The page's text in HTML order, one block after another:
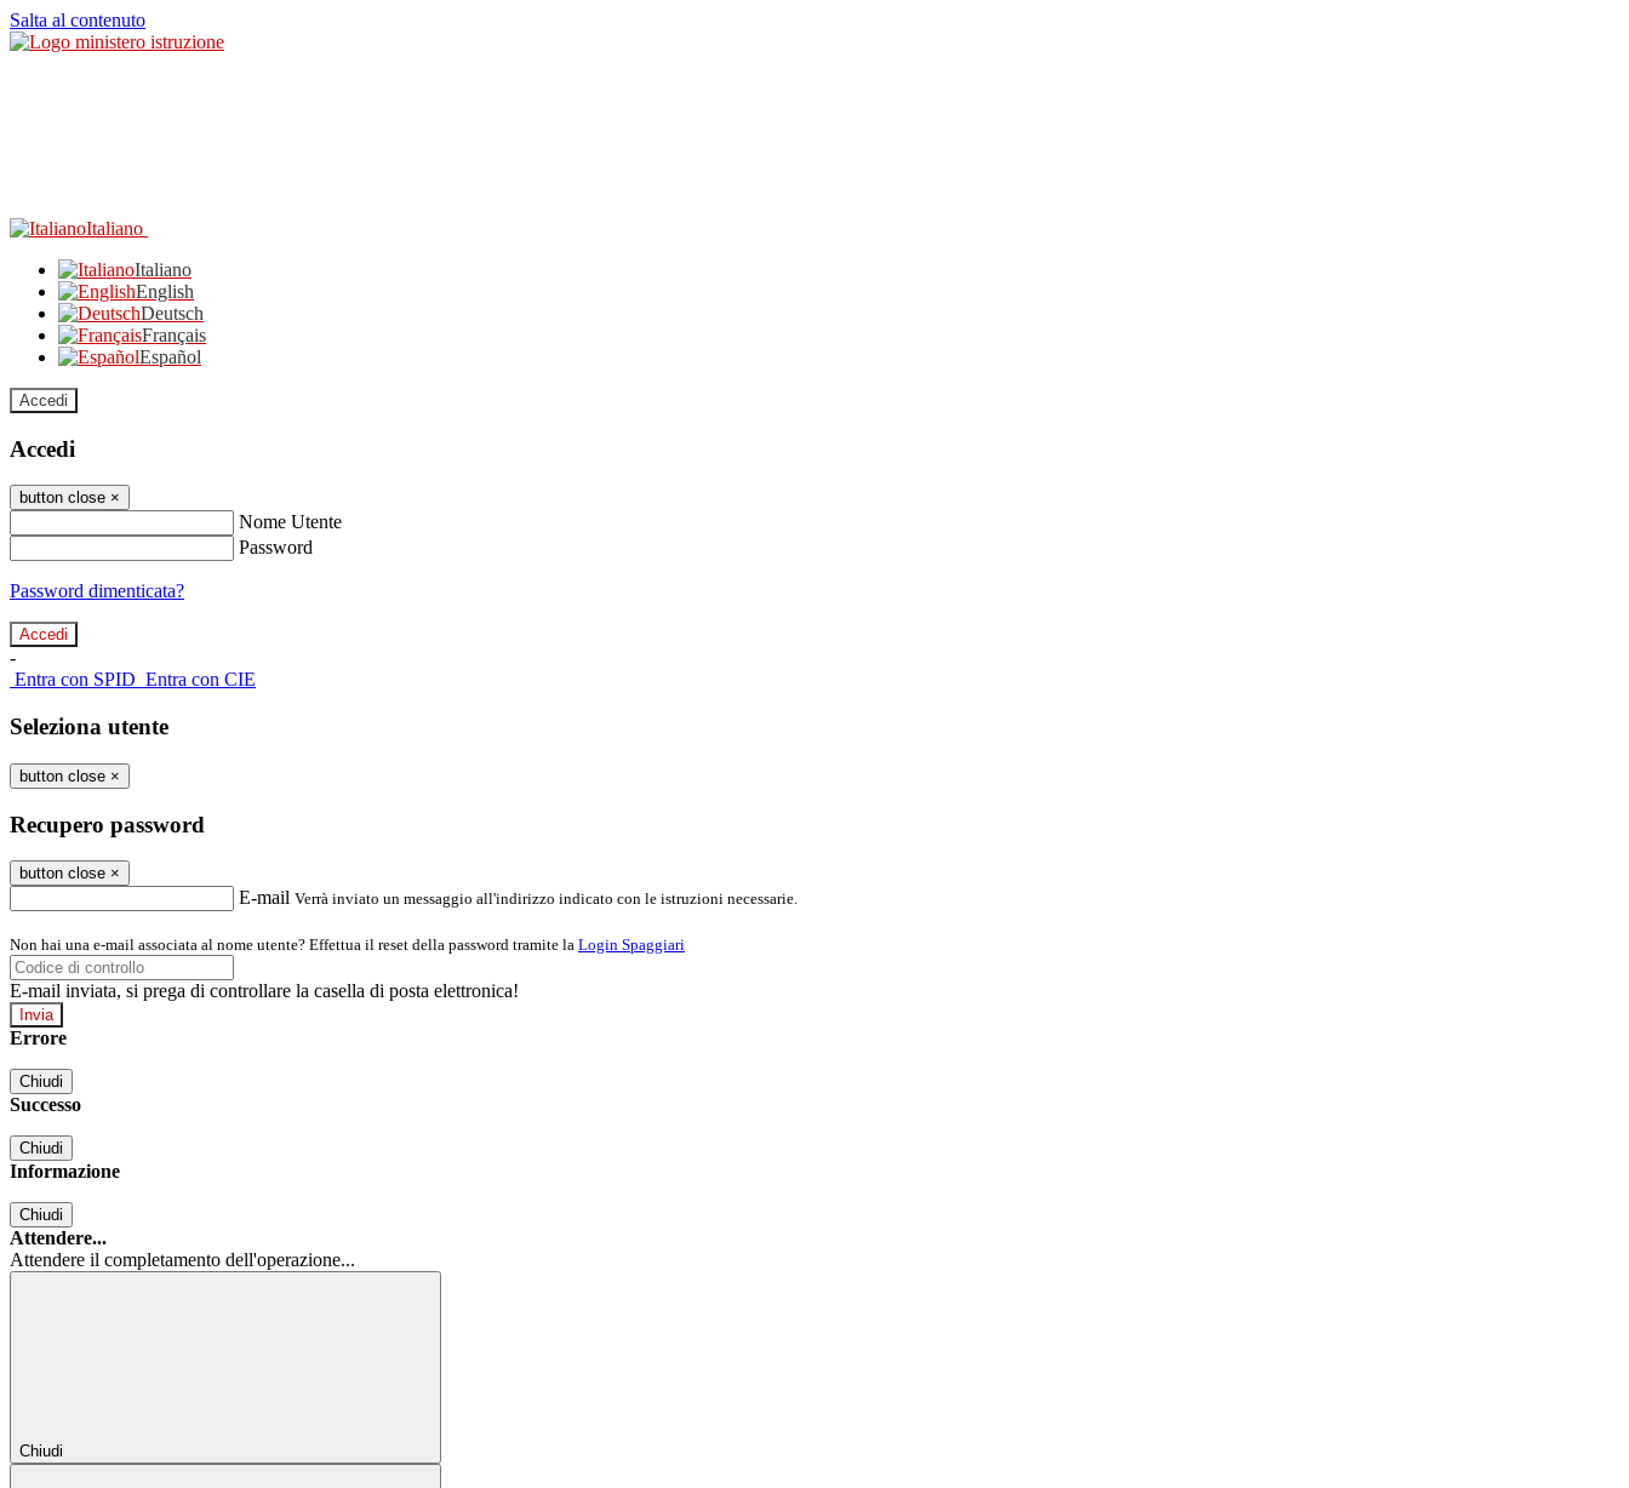
Salta al contenuto
Italiano
Italiano
English
Deutsch
Français
Español
Accedi
Accedi
button close ×
Nome Utente
Password
Password dimenticata?
-
Entra con SPID Entra con CIE
Seleziona utente
button close ×
Recupero password
button close ×
E-mail Verrà inviato un messaggio all'indirizzo indicato con le istruzioni necessarie.
Non hai una e-mail associata al nome utente? Effettua il reset della password tramite la Login Spaggiari
E-mail inviata, si prega di controllare la casella di posta elettronica!
Errore
Chiudi
Successo
Chiudi
Informazione
Chiudi
Attendere...
Attendere il completamento dell'operazione...
Chiudi